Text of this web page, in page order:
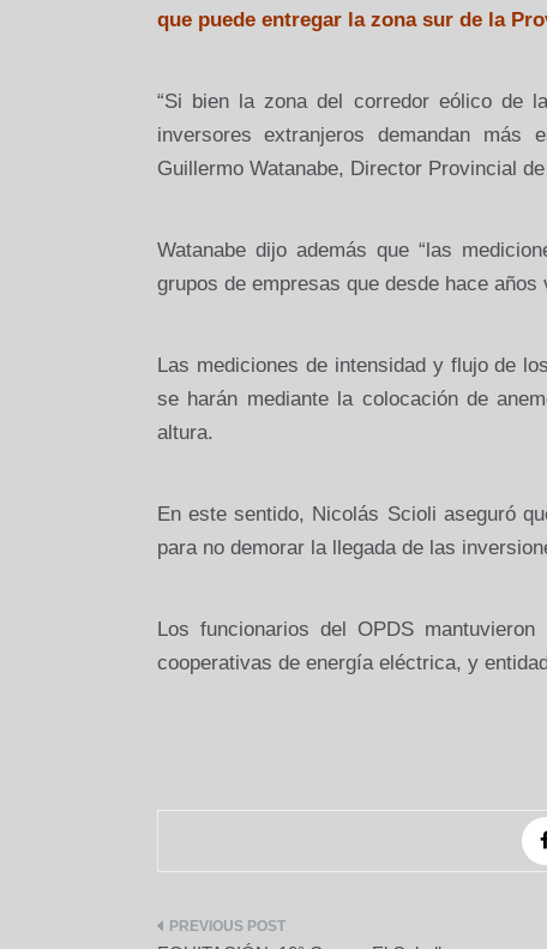
que puede entregar la zona sur de la
“Si bien la zona del corredor eólico de
inversores extranjeros demandan
Guillermo Watanabe, Director Provincial
Watanabe dijo además que “las
grupos de empresas que desde hace
Las mediciones de intensidad y flujo de
se harán mediante la colocación de
altura.
En este sentido, Nicolás Scioli aseguró
para no demorar la llegada de las
Los funcionarios del OPDS
cooperativas de energía eléctrica, y
Navegación